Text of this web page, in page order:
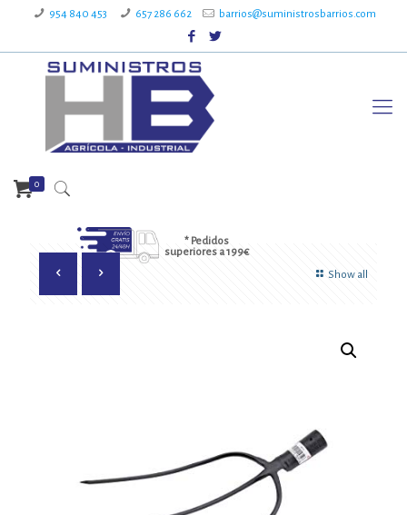
954 840 453 657 286 662 barrios@suministrosbarrios.com
* Pedidos
superiores a 199€
0
Show all